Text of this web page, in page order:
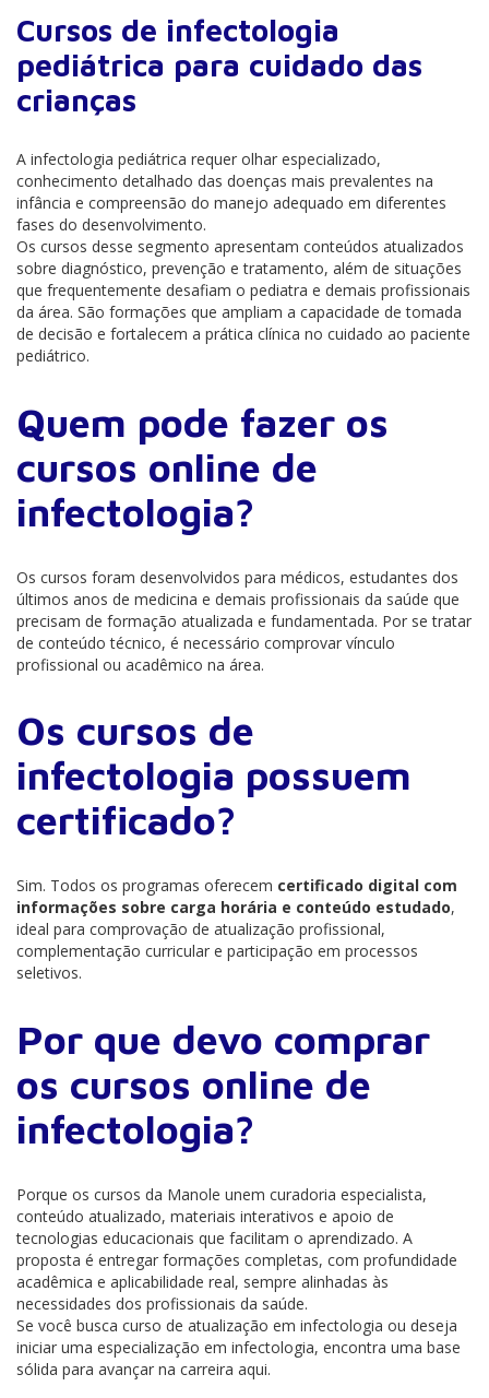
Cursos de infectologia
pediátrica para cuidado das
crianças
A infectologia pediátrica requer olhar especializado,
conhecimento detalhado das doenças mais prevalentes na
infância e compreensão do manejo adequado em diferentes
fases do desenvolvimento.
Os cursos desse segmento apresentam conteúdos atualizados
sobre diagnóstico, prevenção e tratamento, além de situações
que frequentemente desafiam o pediatra e demais profissionais
da área. São formações que ampliam a capacidade de tomada
de decisão e fortalecem a prática clínica no cuidado ao paciente
pediátrico.
Quem pode fazer os
cursos online de
infectologia?
Os cursos foram desenvolvidos para médicos, estudantes dos
últimos anos de medicina e demais profissionais da saúde que
precisam de formação atualizada e fundamentada. Por se tratar
de conteúdo técnico, é necessário comprovar vínculo
profissional ou acadêmico na área.
Os cursos de
infectologia possuem
certificado?
Sim. Todos os programas oferecem certificado digital com
informações sobre carga horária e conteúdo estudado,
ideal para comprovação de atualização profissional,
complementação curricular e participação em processos
seletivos.
Por que devo comprar
os cursos online de
infectologia?
Porque os cursos da Manole unem curadoria especialista,
conteúdo atualizado, materiais interativos e apoio de
tecnologias educacionais que facilitam o aprendizado. A
proposta é entregar formações completas, com profundidade
acadêmica e aplicabilidade real, sempre alinhadas às
necessidades dos profissionais da saúde.
Se você busca curso de atualização em infectologia ou deseja
iniciar uma especialização em infectologia, encontra uma base
sólida para avançar na carreira aqui.